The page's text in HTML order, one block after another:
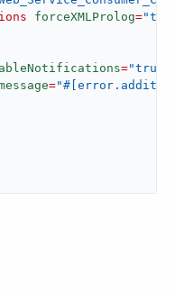
forceXMLProlog=
="true"
=